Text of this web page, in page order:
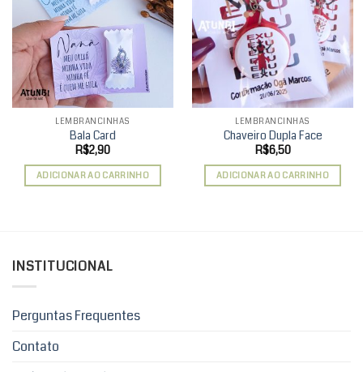
Add to
wishlist
LEMBRANCINHAS
Bala Card
R$2,90
ADICIONAR AO CARRINHO
Add to
wishlist
LEMBRANCINHAS
Chaveiro Dupla Face
R$6,50
ADICIONAR AO CARRINHO
INSTITUCIONAL
Perguntas Frequentes
Contato